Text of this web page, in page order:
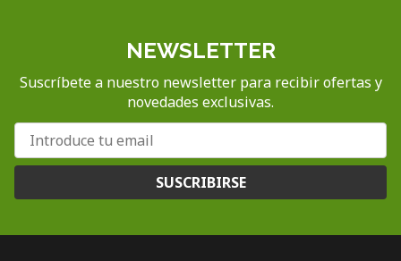
NEWSLETTER
Suscríbete a nuestro newsletter para recibir ofertas y
novedades exclusivas.
SUSCRIBIRSE